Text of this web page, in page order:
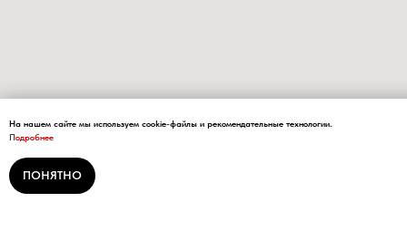
На нашем сайте мы используем cookie-файлы и рекомендательные технологии.
Подробнее
ПОНЯТНО